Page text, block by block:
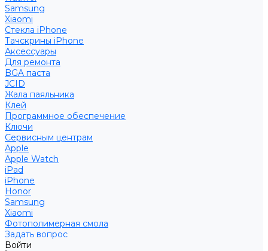
Samsung
Xiaomi
Стекла iPhone
Тачскрины iPhone
Аксессуары
Для ремонта
BGA паста
JCID
Жала паяльника
Клей
Программное обеспечение
Ключи
Сервисным центрам
Apple
Apple Watch
iPad
iPhone
Honor
Samsung
Xiaomi
Фотополимерная смола
Задать вопрос
Войти